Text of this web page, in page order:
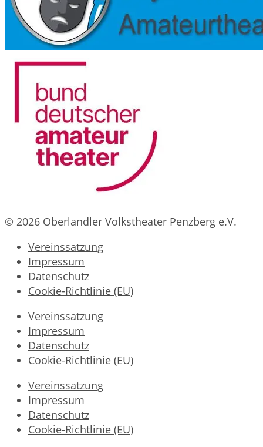
© 2026 Oberlandler Volkstheater Penzberg e.V.
Vereinssatzung
Impressum
Datenschutz
Cookie-Richtlinie (EU)
Vereinssatzung
Impressum
Datenschutz
Cookie-Richtlinie (EU)
Vereinssatzung
Impressum
Datenschutz
Cookie-Richtlinie (EU)